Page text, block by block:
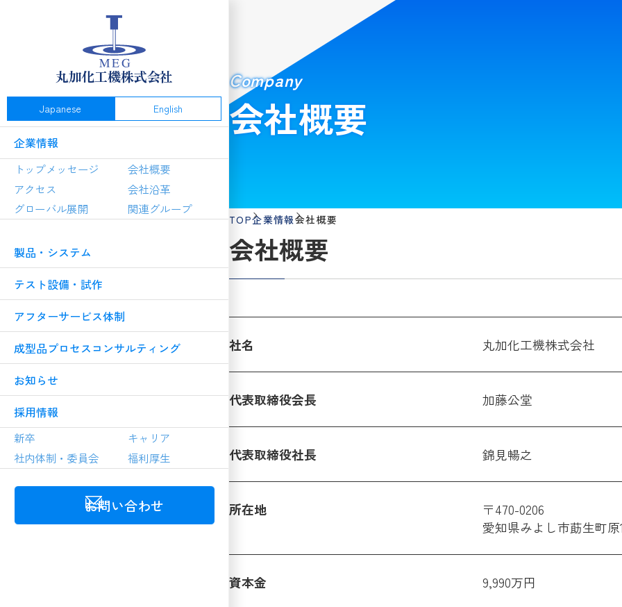
丸加化工機株式会社
Japanese English
企業情報
トップメッセージ
会社概要
アクセス
会社沿革
グローバル展開
関連グループ
製品・システム
テスト設備・試作
アフターサービス体制
成型品プロセスコンサルティング
お知らせ
採用情報
新卒
キャリア
社内体制・委員会
福利厚生
お問い合わせ
Company
会社概要
TOP企業情報会社概要
会社概要
社名 丸加化工機株式会社
代表取締役会長 加藤公堂
代表取締役社長 錦見暢之
所在地
〒470-0206
愛知県みよし市莇生町原
資本金 9,990万円